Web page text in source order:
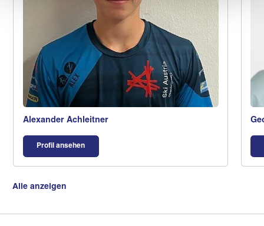
Alexander Achleitner
Profil ansehen
Alle anzeigen